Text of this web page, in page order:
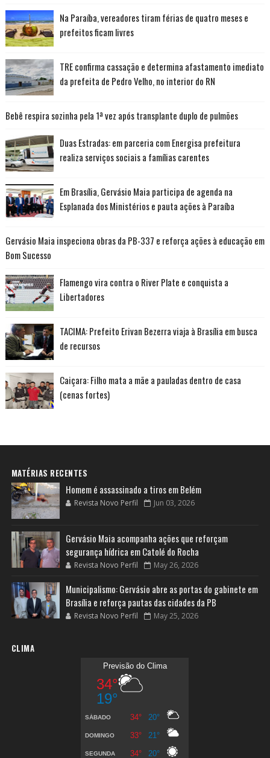
Na Paraíba, vereadores tiram férias de quatro meses e
prefeitos ficam livres
TRE confirma cassação e determina afastamento imediato
da prefeita de Pedro Velho, no interior do RN
Bebê respira sozinha pela 1ª vez após transplante duplo de pulmões
Duas Estradas: em parceria com Energisa prefeitura
realiza serviços sociais a famílias carentes
Em Brasília, Gervásio Maia participa de agenda na
Esplanada dos Ministérios e pauta ações à Paraíba
Gervásio Maia inspeciona obras da PB-337 e reforça ações à educação em
Bom Sucesso
Flamengo vira contra o River Plate e conquista a
Libertadores
TACIMA: Prefeito Erivan Bezerra viaja à Brasília em busca
de recursos
Caiçara: Filho mata a mãe a pauladas dentro de casa
(cenas fortes)
MATÉRIAS RECENTES
Homem é assassinado a tiros em Belém
Revista Novo Perfil Jun 03, 2026
Gervásio Maia acompanha ações que reforçam
segurança hídrica em Catolé do Rocha
Revista Novo Perfil May 26, 2026
Municipalismo: Gervásio abre as portas do gabinete em
Brasília e reforça pautas das cidades da PB
Revista Novo Perfil May 25, 2026
CLIMA